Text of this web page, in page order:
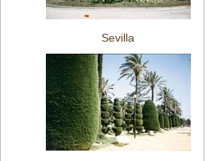
Sevilla